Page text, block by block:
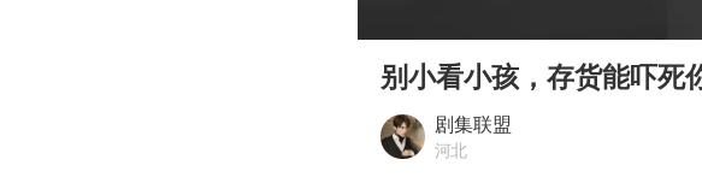
杭州全市有
商场现钱学森
别小看小孩，存货能吓死
剧集联盟
河北